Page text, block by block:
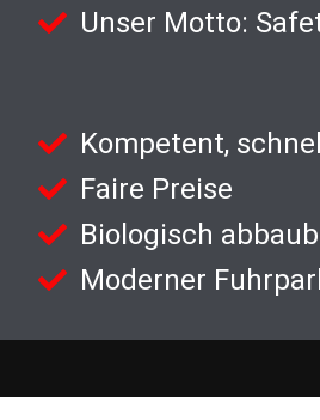
Unser Motto:
Kompetent,
Faire Preise
Biologisch
Moderner